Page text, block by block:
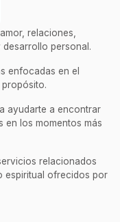
relaciones,
personal.
enfocadas en el
ayudarte a encontrar
en los momentos más
relacionados
espiritual ofrecidos por